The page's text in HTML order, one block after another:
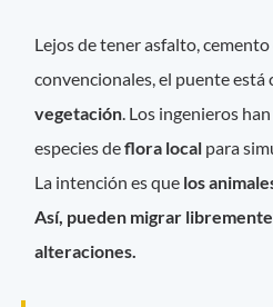
Lejos de tener asfalto,
convencionales, el puente
vegetación. Los ingenieros
especies deflora local para
La intención es que los
Así, pueden migrar
alteraciones.